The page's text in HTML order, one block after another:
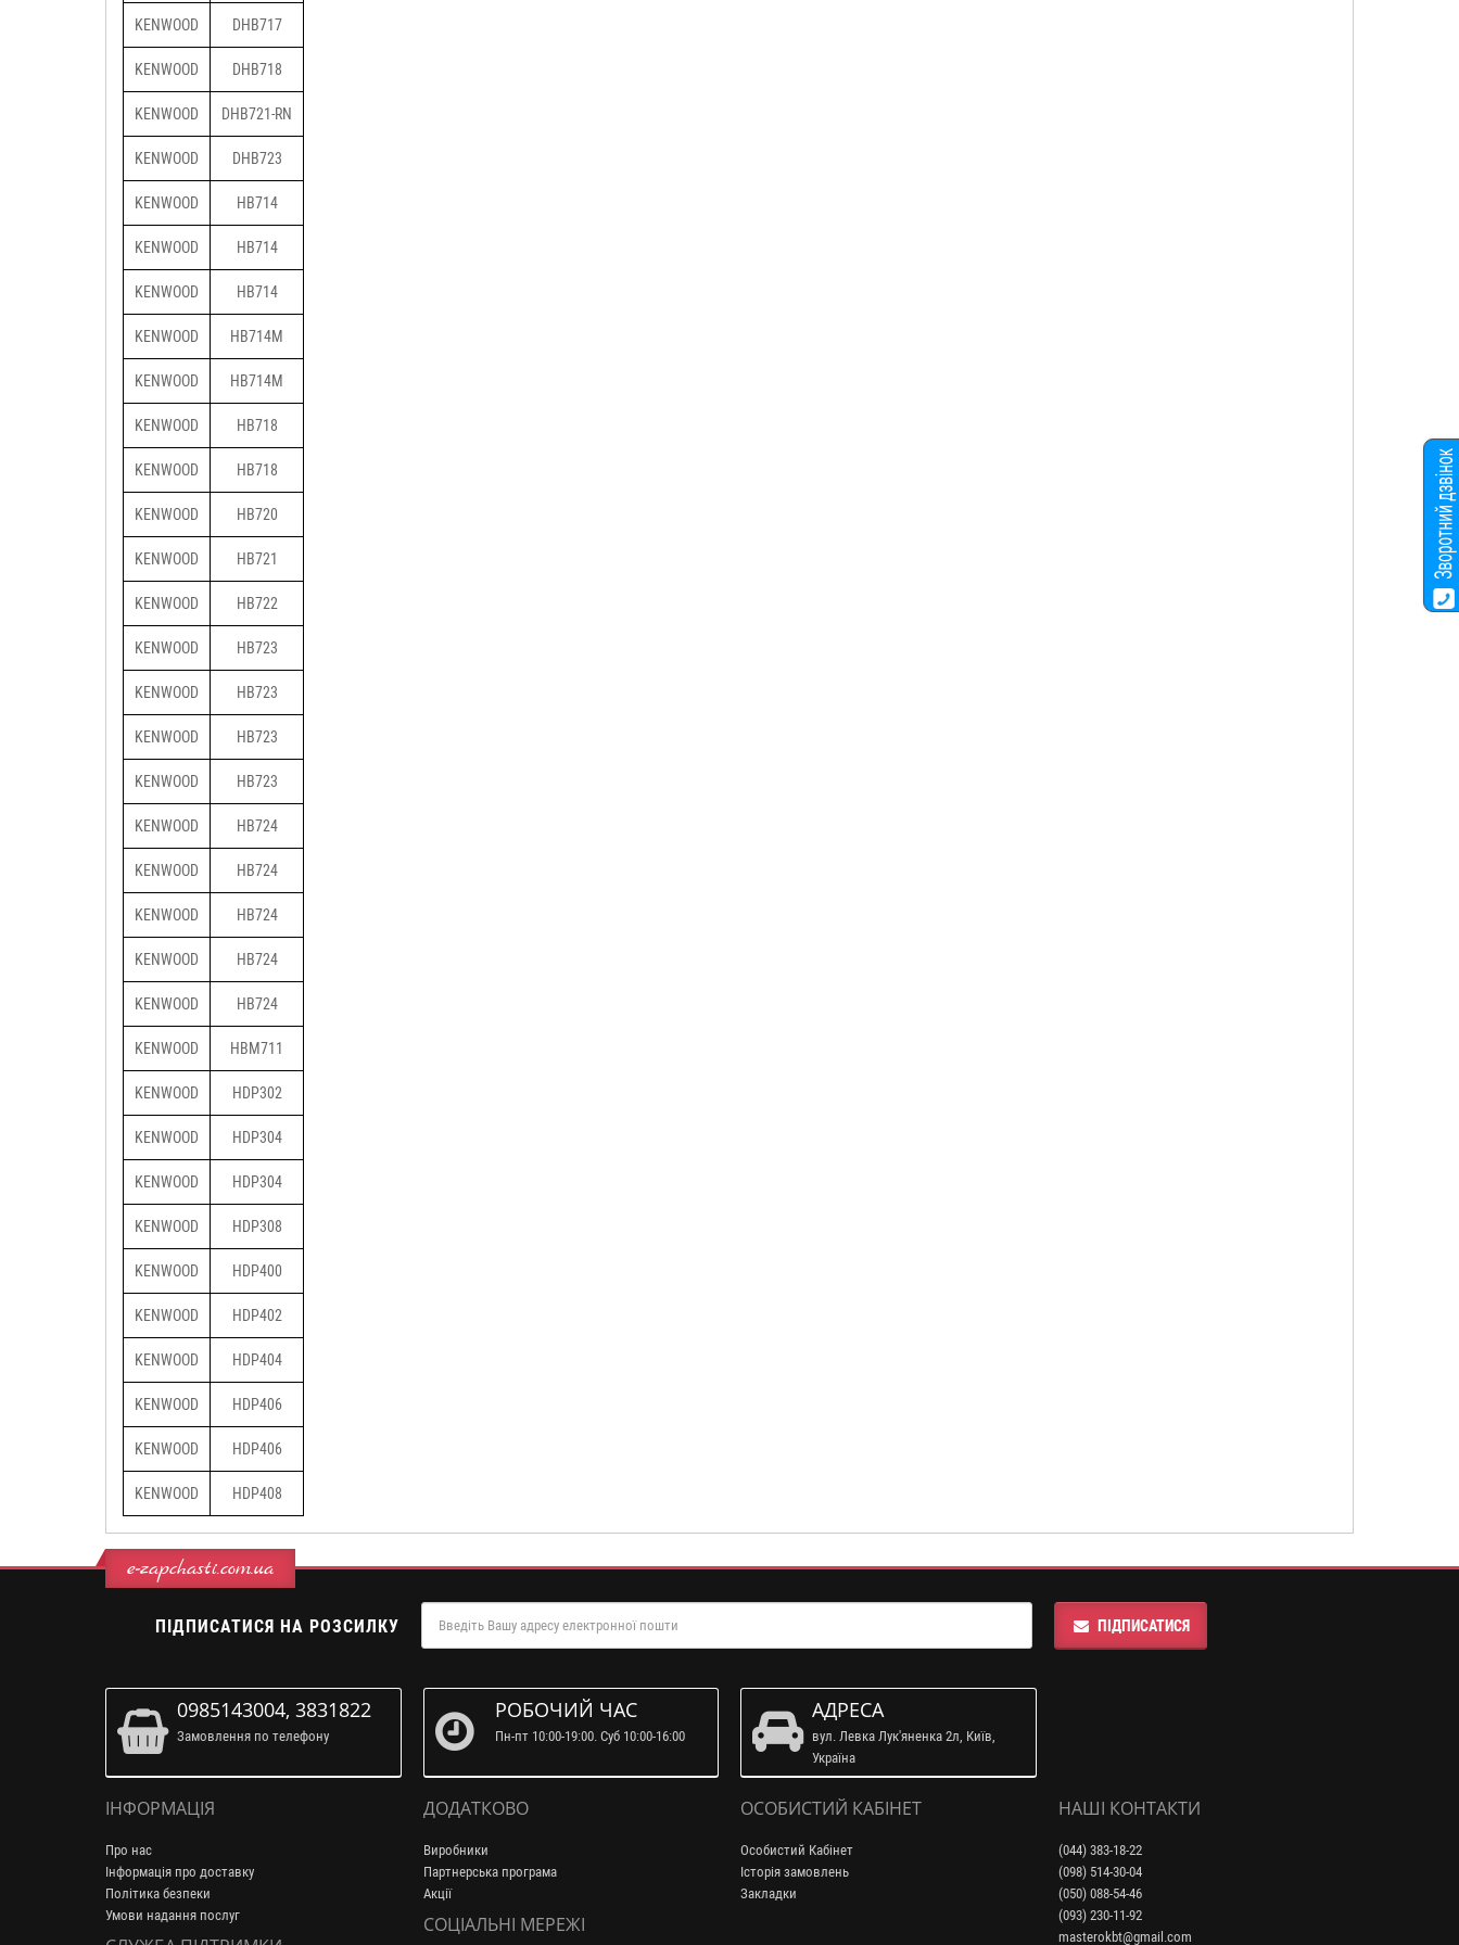
KENWOOD DHB717
KENWOOD DHB718
KENWOOD DHB721-RN
KENWOOD DHB723
KENWOOD HB714
KENWOOD HB714
KENWOOD HB714
KENWOOD HB714M
KENWOOD HB714M
KENWOOD HB718
KENWOOD HB718
KENWOOD HB720
KENWOOD HB721
KENWOOD HB722
KENWOOD HB723
KENWOOD HB723
KENWOOD HB723
KENWOOD HB723
KENWOOD HB724
KENWOOD HB724
KENWOOD HB724
KENWOOD HB724
KENWOOD HB724
KENWOOD HBM711
KENWOOD HDP302
KENWOOD HDP304
KENWOOD HDP304
KENWOOD HDP308
KENWOOD HDP400
KENWOOD HDP402
KENWOOD HDP404
KENWOOD HDP406
KENWOOD HDP406
KENWOOD HDP408
e-zapchasti.com.ua
ПІДПИСАТИСЯ НА РОЗСИЛКУ ПІДПИСАТИСЯ
0985143004, 3831822
Замовлення по телефону
РОБОЧИЙ ЧАС
Пн-пт 10:00-19:00. Суб 10:00-16:00
АДРЕСА
вул. Левка Лук'яненка 2л, Київ,
Україна
ІНФОРМАЦІЯ
Про нас
Інформація про доставку
Політика безпеки
Умови надання послуг
ДОДАТКОВО
Виробники
Партнерська програма
Акції
СОЦІАЛЬНІ МЕРЕЖІ
ОСОБИСТИЙ КАБІНЕТ
Особистий Кабінет
Історія замовлень
Закладки
НАШІ КОНТАКТИ
(044) 383-18-22
(098) 514-30-04
(050) 088-54-46
(093) 230-11-92
masterokbt@gmail.com